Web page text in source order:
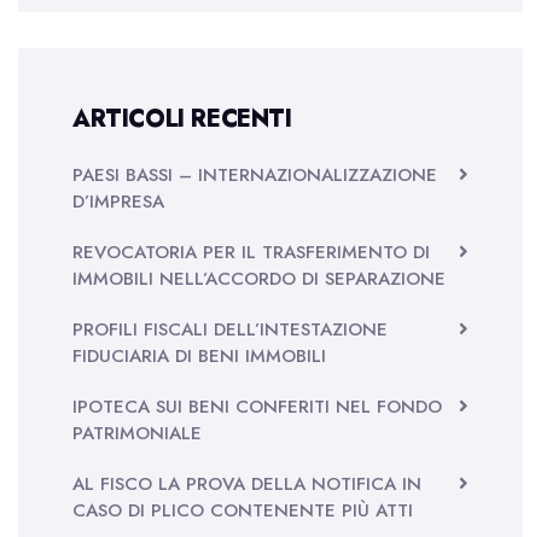
ARTICOLI RECENTI
PAESI BASSI – INTERNAZIONALIZZAZIONE
D’IMPRESA
REVOCATORIA PER IL TRASFERIMENTO DI
IMMOBILI NELL’ACCORDO DI SEPARAZIONE
PROFILI FISCALI DELL’INTESTAZIONE
FIDUCIARIA DI BENI IMMOBILI
IPOTECA SUI BENI CONFERITI NEL FONDO
PATRIMONIALE
AL FISCO LA PROVA DELLA NOTIFICA IN
CASO DI PLICO CONTENENTE PIÙ ATTI